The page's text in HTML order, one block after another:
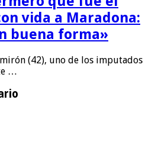
vida a Maradona:
buena forma»
(42), uno de los imputados
…